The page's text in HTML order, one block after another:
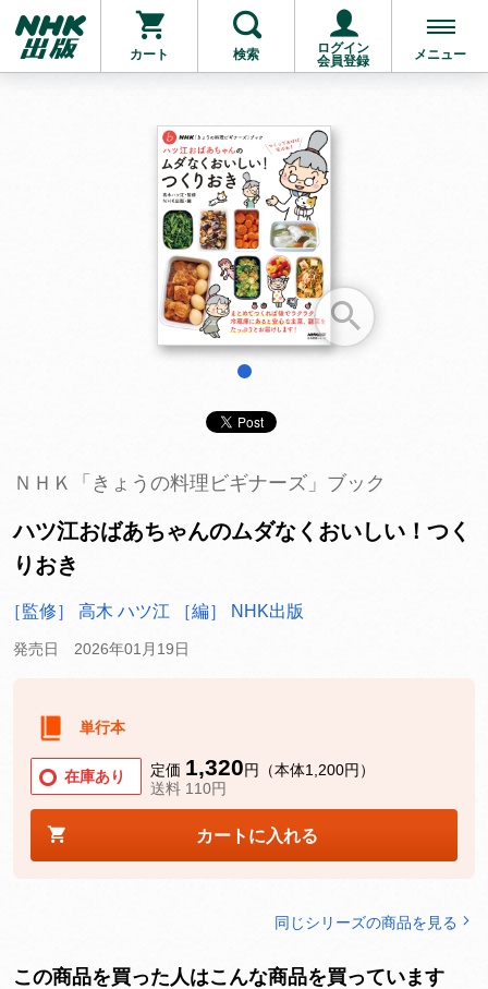
カート 検索
ログイン
会員登録
メニュー
お支払いに進む
他にも商品を買う
ＮＨＫ「きょうの料理ビギナーズ」ブック
ハツ江おばあちゃんのムダなくおいしい！つく
りおき
［監修］ 高木 ハツ江 ［編］ NHK出版
発売日 2026年01月19日
単行本
在庫あり 定価 1,320円（本体1,200円）
送料 110円
カートに入れる
同じシリーズの商品を見る
この商品を買った人はこんな商品を買っています